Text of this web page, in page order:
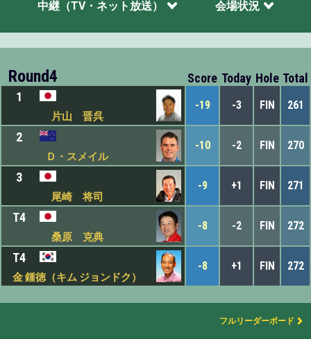
中継（TV・ネット放送） 会場状況
Round4 Score Today Hole Total
1
片山 晋呉
-19 -3 FIN 261
2
Ｄ・スメイル
-10 -2 FIN 270
3
尾崎 将司
-9 +1 FIN 271
T4
桑原 克典
-8 -2 FIN 272
T4
金 鍾徳（キム ジョンドク）
-8 +1 FIN 272
フルリーダーボード